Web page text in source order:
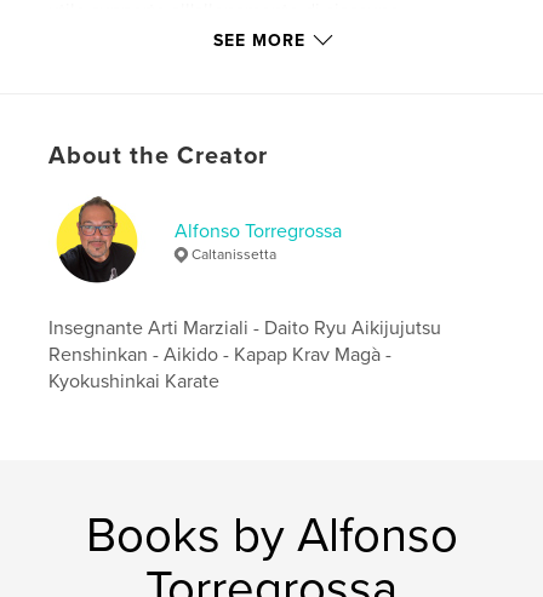
Primary Category:
Additional Categories Education
Adventure
# of Pages:244
Publish Date: Jun 26, 2023
iwama ryu , aikido
SEE MORE
About the Creator
Alfonso Torregrossa
Caltanissetta
Insegnante Arti Marziali - Daito Ryu Aikijujutsu
Renshinkan - Aikido - Kapap Krav Magà -
Kyokushinkai Karate
Books by Alfonso